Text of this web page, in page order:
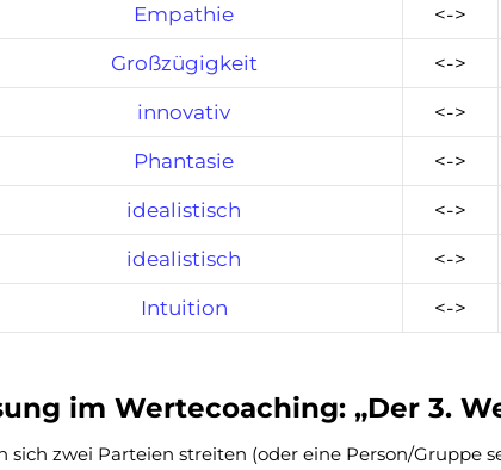
Empathie <->
Großzügigkeit <->
innovativ <->
Phantasie <->
idealistisch <->
idealistisch <->
Intuition <->
im Wertecoaching: „Der 3.
sich zwei Parteien streiten (oder eine Person/Gruppe